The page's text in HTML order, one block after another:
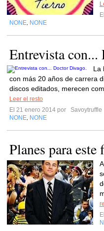
NONE NONE
Entrevista
La
con más 20 años de carrera
discos editados, merecen
Leer el resto
El 21 enero 2014 por
Savoytruffle
NONE NONE
Planes para este